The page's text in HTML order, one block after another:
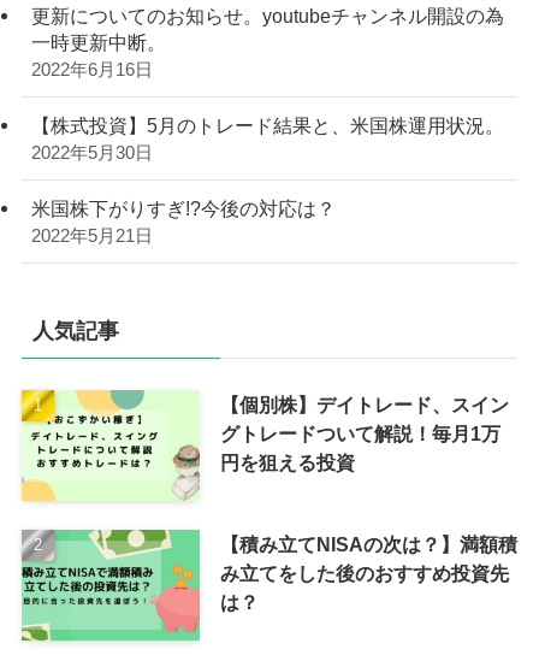
更新についてのお知らせ。youtubeチャンネル開設の為
一時更新中断。
2022年6月16日
【株式投資】5月のトレード結果と、米国株運用状況。
2022年5月30日
米国株下がりすぎ!?今後の対応は？
2022年5月21日
人気記事
【個別株】デイトレード、スイン
グトレードついて解説！毎月1万
円を狙える投資
【積み立てNISAの次は？】満額積
み立てをした後のおすすめ投資先
は？